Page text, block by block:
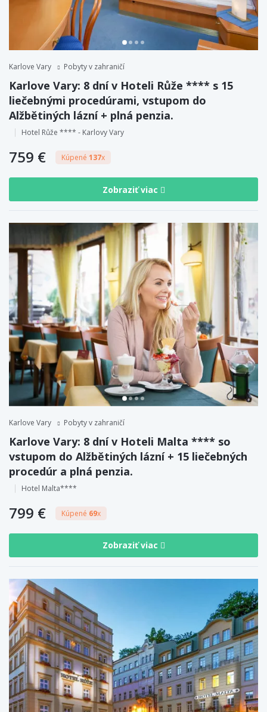
Karlove Vary Pobyty v zahraničí
Karlove Vary: 8 dní v Hoteli Růže **** s 15
liečebnými procedúrami, vstupom do
Alžbětiných lázní + plná penzia.
Hotel Růže **** - Karlovy Vary
759 € Kúpené 137x
Zobraziť viac
Karlove Vary Pobyty v zahraničí
Karlove Vary: 8 dní v Hoteli Malta **** so
vstupom do Alžbětiných lázní + 15 liečebných
procedúr a plná penzia.
Hotel Malta****
799 € Kúpené 69x
Zobraziť viac